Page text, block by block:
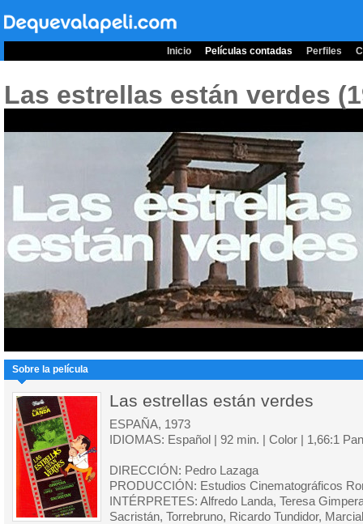
Inicio Películas contadas Perfiles
Las estrellas están verdes
Sobre la película
Las estrellas están verdes
ESPAÑA, 1973
IDIOMAS: Español | 92 min. | Color | 1,66:1
DIRECCIÓN: Pedro Lazaga
PRODUCCIÓN: Estudios Cinematográficos
INTÉRPRETES: Alfredo Landa, Teresa
Sacristán, Torrebruno, Ricardo Tundidor,